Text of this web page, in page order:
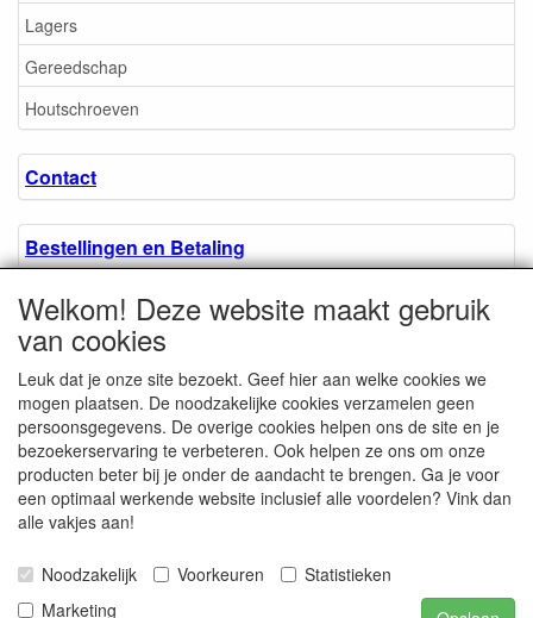
Lagers
Gereedschap
Houtschroeven
Contact
Bestellingen en Betaling
Algemene voorwaarden
Over ons.
Privacyverklaring
Microschroeven.nl
Chamber of Commerce
/ Kvk nr. 08205825
Welkom! Deze website maakt gebruik
van cookies
Leuk dat je onze site bezoekt. Geef hier aan welke cookies we
mogen plaatsen. De noodzakelijke cookies verzamelen geen
persoonsgegevens. De overige cookies helpen ons de site en je
bezoekerservaring te verbeteren. Ook helpen ze ons om onze
producten beter bij je onder de aandacht te brengen. Ga je voor
een optimaal werkende website inclusief alle voordelen? Vink dan
alle vakjes aan!
Noodzakelijk Voorkeuren
Statistieken
Marketing